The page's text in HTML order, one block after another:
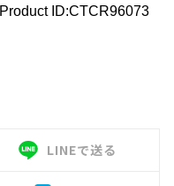
Product ID:CTCR96073
LINEで送る